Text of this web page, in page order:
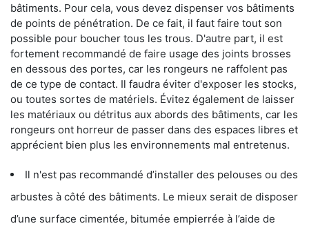
bâtiments. Pour cela, vous devez dispenser vos bâtiments
de points de pénétration. De ce fait, il faut faire tout son
possible pour boucher tous les trous. D'autre part, il est
fortement recommandé de faire usage des joints brosses
en dessous des portes, car les rongeurs ne raffolent pas
de ce type de contact. Il faudra éviter d'exposer les stocks,
ou toutes sortes de matériels. Évitez également de laisser
les matériaux ou détritus aux abords des bâtiments, car les
rongeurs ont horreur de passer dans des espaces libres et
apprécient bien plus les environnements mal entretenus.
Il n'est pas recommandé d’installer des pelouses ou des
arbustes à côté des bâtiments. Le mieux serait de disposer
d’une surface cimentée, bitumée empierrée à l’aide de